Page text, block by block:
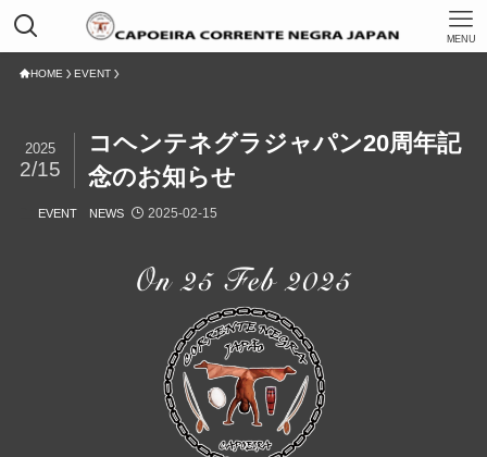
MENU
HOME EVENT
コヘンテネグラジャパン20周年記
念のお知らせ
2025
2/15
EVENT NEWS 2025-02-15